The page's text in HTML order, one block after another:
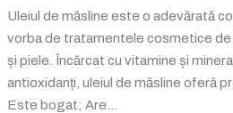
Uleiul de măsline este o adevărată
vorba de tratamentele cosmetice
și piele. Încărcat cu vitamine și
antioxidanți, uleiul de măsline oferă
Este bogat; Are…